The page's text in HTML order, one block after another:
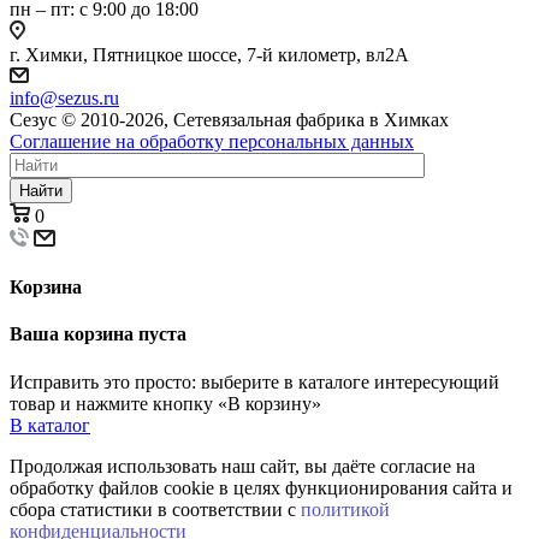
пн – пт: с 9:00 до 18:00
г. Химки, Пятницкое шоссе, 7-й километр, вл2А
info@sezus.ru
Сезус © 2010-2026, Сетевязальная фабрика в Химках
Соглашение на обработку персональных данных
Найти
0
Корзина
Ваша корзина пуста
Исправить это просто: выберите в каталоге интересующий
товар и нажмите кнопку «В корзину»
В каталог
Продолжая использовать наш сайт, вы даёте согласие на
обработку файлов cookie в целях функционирования сайта и
сбора статистики в соответствии с политикой
конфиденциальности